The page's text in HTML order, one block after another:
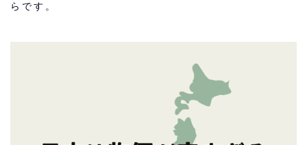
らです。